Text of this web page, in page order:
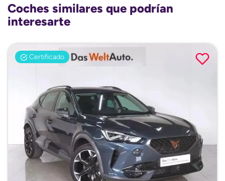
Coches similares que podrían
interesarte
Certificado